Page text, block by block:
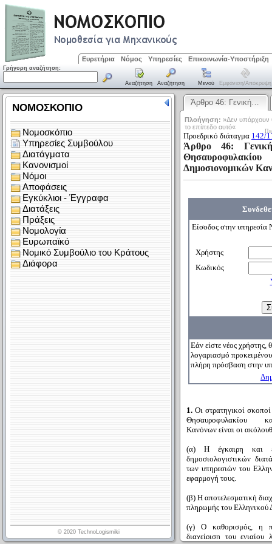
Ευρετήρια Νόμος Υπηρεσίες Επικοινωνία-Υποστήριξη
Γρήγορη αναζήτηση:
Αναζήτηση Αναζήτηση Μενού Εμφάνιση/απόκρυψη
Άρθρο 46: Γενική…